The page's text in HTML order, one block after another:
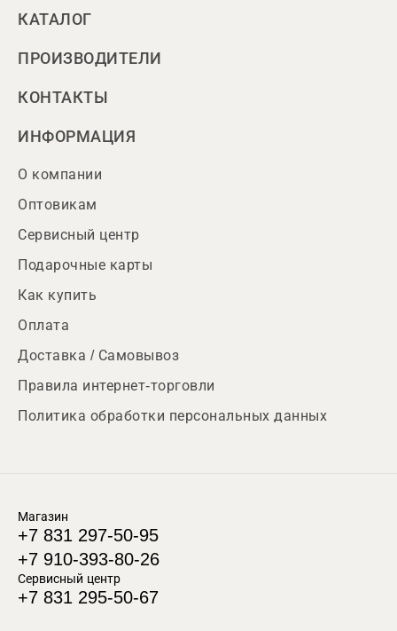
КАТАЛОГ
ПРОИЗВОДИТЕЛИ
КОНТАКТЫ
ИНФОРМАЦИЯ
О компании
Оптовикам
Сервисный центр
Подарочные карты
Как купить
Оплата
Доставка / Самовывоз
Правила интернет-торговли
Политика обработки персональных данных
Магазин
+7 831 297-50-95
+7 910-393-80-26
Сервисный центр
+7 831 295-50-67